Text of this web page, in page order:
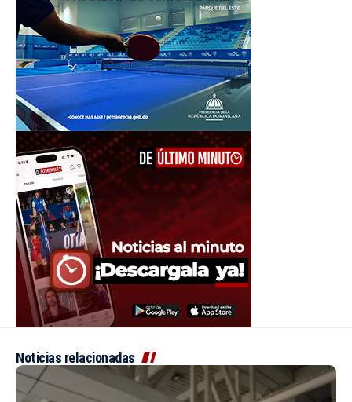
Noticias relacionadas